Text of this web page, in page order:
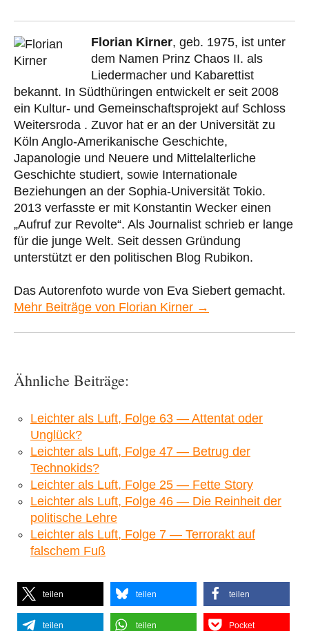
Florian Kirner, geb. 1975, ist unter
dem Namen Prinz Chaos II. als
Liedermacher und Kabarettist
bekannt. In Südthüringen entwickelt er seit 2008
ein Kultur- und Gemeinschaftsprojekt auf Schloss
Weitersroda . Zuvor hat er an der Universität zu
Köln Anglo-Amerikanische Geschichte,
Japanologie und Neuere und Mittelalterliche
Geschichte studiert, sowie Internationale
Beziehungen an der Sophia-Universität Tokio.
2013 verfasste er mit Konstantin Wecker einen
„Aufruf zur Revolte“. Als Journalist schrieb er lange
für die junge Welt. Seit dessen Gründung
unterstützt er den politischen Blog Rubikon.
Das Autorenfoto wurde von Eva Siebert gemacht.
Mehr Beiträge von Florian Kirner →
Ähnliche Beiträge:
Leichter als Luft, Folge 63 — Attentat oder
Unglück?
Leichter als Luft, Folge 47 — Betrug der
Technokids?
Leichter als Luft, Folge 25 — Fette Story
Leichter als Luft, Folge 46 — Die Reinheit der
politische Lehre
Leichter als Luft, Folge 7 — Terrorakt auf
falschem Fuß
teilen teilen teilen
teilen teilen Pocket